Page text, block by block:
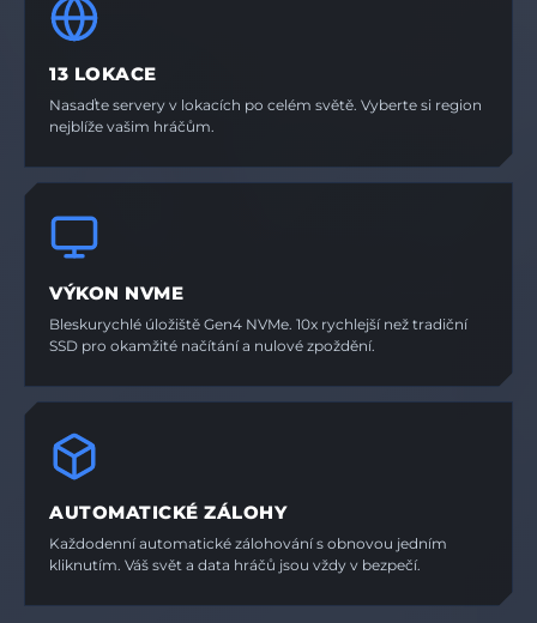
13 LOKACE
Nasaďte servery v lokacích po celém světě. Vyberte si region
nejblíže vašim hráčům.
VÝKON NVME
Bleskurychlé úložiště Gen4 NVMe. 10x rychlejší než tradiční
SSD pro okamžité načítání a nulové zpoždění.
AUTOMATICKÉ ZÁLOHY
Každodenní automatické zálohování s obnovou jedním
kliknutím. Váš svět a data hráčů jsou vždy v bezpečí.